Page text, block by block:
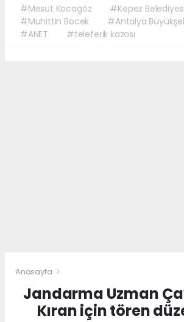
#Mesut Kocagöz
#Kepez Belediyesi
#Muhittin Böcek
#Antalya
#ANET
#teleferik kazası
Anasayfa
Jandarma Uzman
Kıran için tören